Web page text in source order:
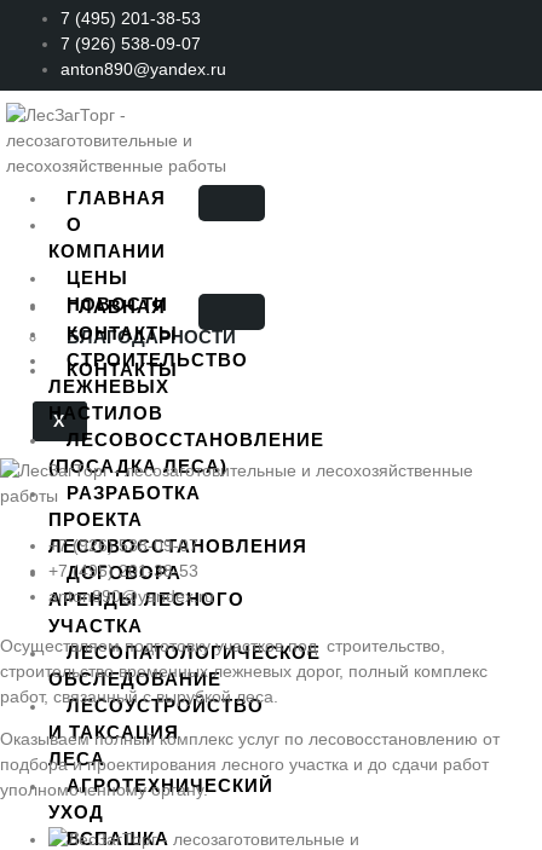
Перейти
содержимому
7 (495) 201-38-53
7 (926) 538-09-07
anton890@yandex.ru
ГЛАВНАЯ
О
КОМПАНИИ
ЦЕНЫ
НОВОСТИ
БЛАГОДАРНОСТИ
КОНТАКТЫ
X
ГЛАВНАЯ
КОНТАКТЫ
СТРОИТЕЛЬСТВО
ЛЕЖНЕВЫХ
НАСТИЛОВ
ЛЕСОВОССТАНОВЛЕНИЕ
(ПОСАДКА ЛЕСА)
РАЗРАБОТКА
ПРОЕКТА
ЛЕСОВОССТАНОВЛЕНИЯ
ДОГОВОРА
АРЕНДЫ ЛЕСНОГО
УЧАСТКА
ЛЕСОПАТОЛОГИЧЕСКОЕ
ОБСЛЕДОВАНИЕ
ЛЕСОУСТРОЙСТВО
И ТАКСАЦИЯ
ЛЕСА
АГРОТЕХНИЧЕСКИЙ
УХОД
ВСПАШКА
+7 (926) 538-09-07
+7 (495) 201-38-53
anton890@yandex.ru
Осуществляем подготовку участков под строительство,
строительство временных лежневых дорог, полный комплекс
работ, связанный с вырубкой леса.
Оказываем полный комплекс услуг по лесовосстановлению от
подбора и проектирования лесного участка и до сдачи работ
уполномоченному органу.